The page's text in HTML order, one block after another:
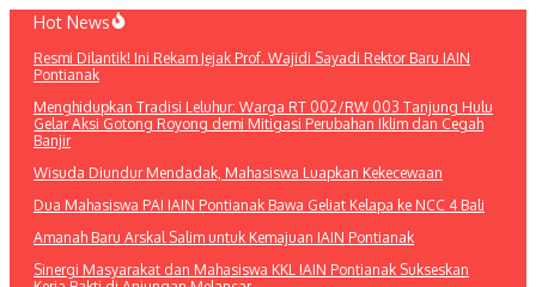
Lewati
konten
Hot News
Resmi Dilantik! Ini Rekam Jejak Prof. Wajidi Sayadi Rektor Baru IAIN
Pontianak
Menghidupkan Tradisi Leluhur: Warga RT 002/RW 003 Tanjung Hulu
Gelar Aksi Gotong Royong demi Mitigasi Perubahan Iklim dan Cegah
Banjir
Wisuda Diundur Mendadak, Mahasiswa Luapkan Kekecewaan
Dua Mahasiswa PAI IAIN Pontianak Bawa Geliat Kelapa ke NCC 4 Bali
Amanah Baru Arskal Salim untuk Kemajuan IAIN Pontianak
Sinergi Masyarakat dan Mahasiswa KKL IAIN Pontianak Sukseskan